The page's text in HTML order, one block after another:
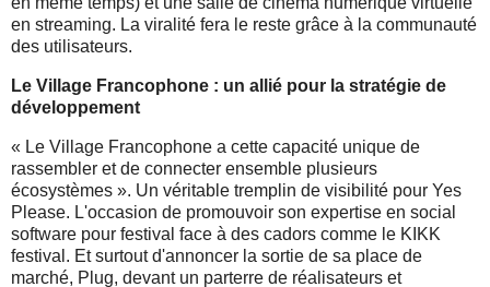
en streaming. La viralité fera le reste grâce à la communauté
des utilisateurs.
Le Village Francophone : un allié pour la stratégie de
développement
« Le Village Francophone a cette capacité unique de
rassembler et de connecter ensemble plusieurs
écosystèmes ». Un véritable tremplin de visibilité pour Yes
Please. L'occasion de promouvoir son expertise en social
software pour festival face à des cadors comme le KIKK
festival. Et surtout d'annoncer la sortie de sa place de
marché, Plug, devant un parterre de réalisateurs et